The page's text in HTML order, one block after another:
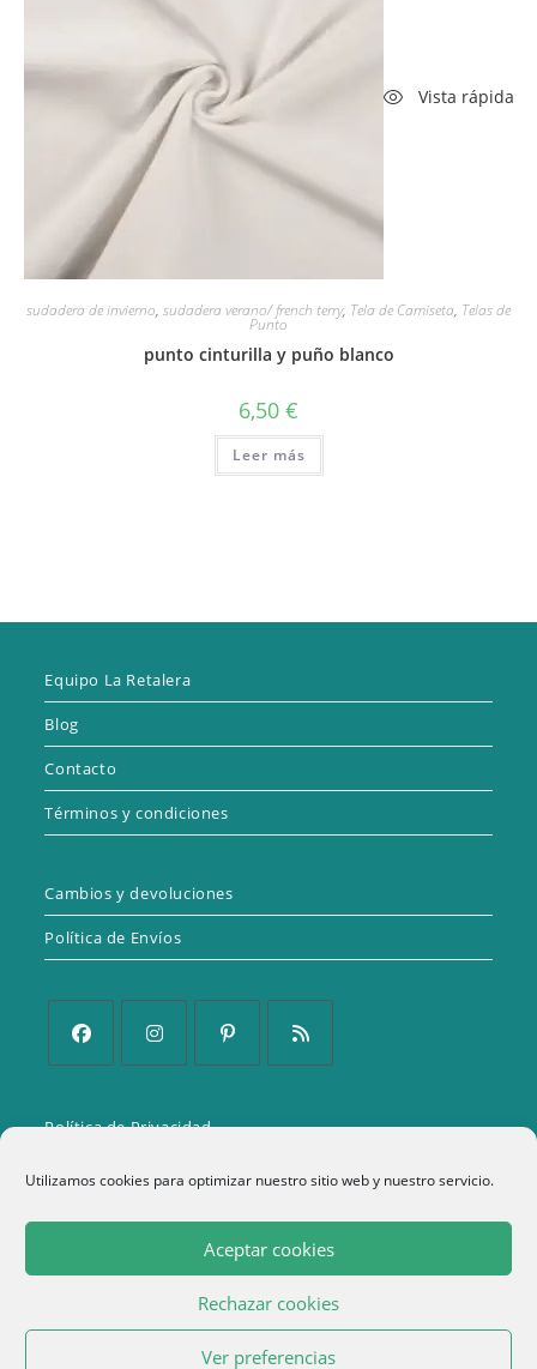
Utilizamos cookies para optimizar nuestro sitio web y nuestro servicio.
Aceptar cookies
Rechazar cookies
Ver preferencias
Vista rápida
sudadera de invierno, sudadera verano/ french terry, Tela de Camiseta, Telas de
Punto
punto cinturilla y puño blanco
6,50 €
Leer más
Equipo La Retalera
Blog
Contacto
Términos y condiciones
Cambios y devoluciones
Política de Envíos
una
pestaña
una
pestaña
una
pestaña pestaña
Política de Privacidad
Aviso Legal
Términos y condiciones